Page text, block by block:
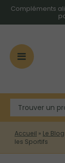
Compléments
Accueil » Le Blog
les Sportifs